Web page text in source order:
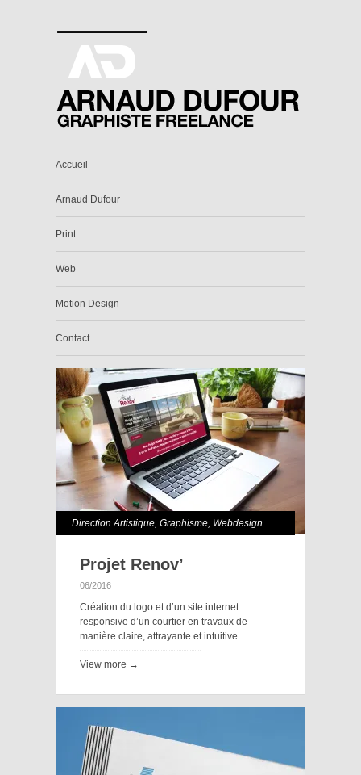
Accueil
Arnaud Dufour
Print
Web
Motion Design
Contact
Direction Artistique, Graphisme, Webdesign
Projet Renov’
06/2016
Création du logo et d’un site internet
responsive d’un courtier en travaux de
manière claire, attrayante et intuitive
View more →